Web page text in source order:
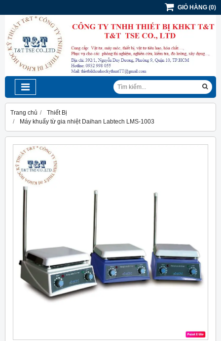
GIỎ HÀNG (0)
Trang chủ
Thiết Bị
Máy khuấy từ gia nhiệt Daihan Labtech LMS-1003